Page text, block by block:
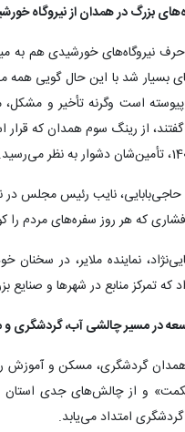
بزرگ در همدان از نیروگاه
شد با این حال گویی همه
است وگرنه تأخیر و مشکل،
از رینگ سوم همدان که قرار
که هر روز سفره‌های مردم را
نماینده ملایر، در
که تمرکز منابع در شهرها و صنایع
در مسیر چالشی آب، گردشگری
همدان گردشگری، مسکن و
و از چالش‌های جدی
امتداد می‌یابد.